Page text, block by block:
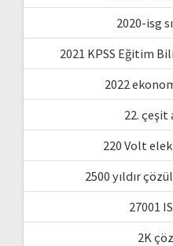
2020-isg
2021 KPSS Eğitim
2022
22. çeşit
220 Volt
2500 yıldır
27001
2K